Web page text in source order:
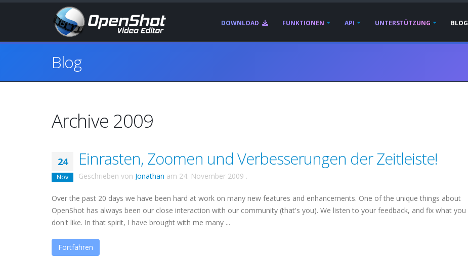
DOWNLOAD FUNKTIONEN API UNTERSTÜTZUNG BLOG
Blog
Archive 2009
24
Nov
Einrasten, Zoomen und Verbesserungen der Zeitleiste!
Geschrieben von Jonathan am 24. November 2009 .
Over the past 20 days we have been hard at work on many new features and enhancements. One of the unique things about
OpenShot has always been our close interaction with our community (that's you). We listen to your feedback, and fix what you
don't like. In that spirit, I have brought with me many ...
Fortfahren